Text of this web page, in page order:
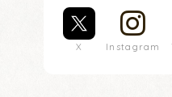
X Instagram